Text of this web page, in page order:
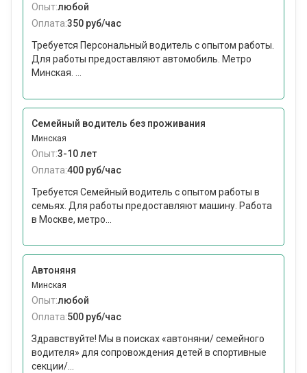
Опыт:любой
Оплата:350 руб/час
Требуется Персональный водитель с опытом работы.
Для работы предоставляют автомобиль. Метро
Минская. ...
Семейный водитель без проживания
Минская
Опыт:3-10 лет
Оплата:400 руб/час
Требуется Семейный водитель с опытом работы в
семьях. Для работы предоставляют машину. Работа
в Москве, метро...
Автоняня
Минская
Опыт:любой
Оплата:500 руб/час
Здравствуйте! Мы в поисках «автоняни/ семейного
водителя» для сопровождения детей в спортивные
секции/...